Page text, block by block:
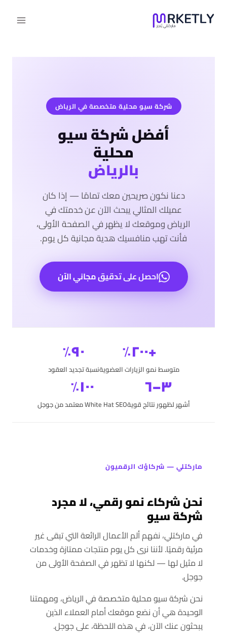
شركة سيو محلية متخصصة في الرياض
أفضل شركة سيو
محلية
بالرياض
دعنا نكون صريحين معك تمامًا — إذا كان
عميلك المثالي يبحث الآن عن خدمتك في
الرياض وموقعك لا يظهر في الصفحة الأولى،
فأنت تهب منافسيك هدية مجانية كل يوم.
احصل على تدقيق مجاني الآن
+٢٠٠٪
متوسط نمو الزيارات العضوية
٩٠٪
نسبة تجديد العقود
٣–٦
أشهر لظهور نتائج قوية
١٠٠٪
White Hat SEO معتمد من جوجل
ماركتلي — شركاؤك الرقميون
نحن شركاء نمو رقمي، لا مجرد
شركة سيو
في ماركتلي، نفهم ألم الأعمال الرائعة التي تبقى غير
مرئية رقميًا. لأننا نرى كل يوم منتجات ممتازة وخدمات
لا مثيل لها — لكنها لا تظهر في الصفحة الأولى من
جوجل.
نحن شركة سيو محلية متخصصة في الرياض، ومهمتنا
الوحيدة هي أن نضع موقعك أمام العملاء الذين
يبحثون عنك الآن، في هذه اللحظة، على جوجل.